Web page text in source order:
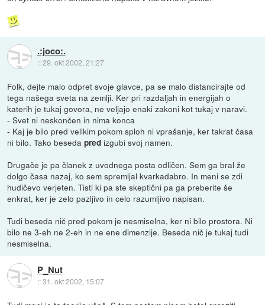
.:joco:.
::29. okt 2002, 21:27
Folk, dejte malo odpret svoje glavce, pa se malo distancirajte od
tega našega sveta na zemlji. Ker pri razdaljah in energijah o
katerih je tukaj govora, ne veljajo enaki zakoni kot tukaj v naravi.
- Svet ni neskončen in nima konca
- Kaj je bilo pred velikim pokom sploh ni vprašanje, ker takrat časa
ni bilo. Tako besedapred izgubi svoj namen.
Drugače je pa članek z uvodnega posta odličen. Sem ga bral že
dolgo časa nazaj, ko sem spremljal kvarkadabro. In meni se zdi
hudičevo verjeten. Tisti ki pa ste skeptični pa ga preberite še
enkrat, ker je zelo pazljivo in celo razumljivo napisan.
Tudi beseda nič pred pokom je nesmiselna, ker ni bilo prostora. Ni
bilo ne 3-eh ne 2-eh in ne ene dimenzije. Beseda nič je tukaj tudi
nesmiselna.
P_Nut
::31. okt 2002, 15:07